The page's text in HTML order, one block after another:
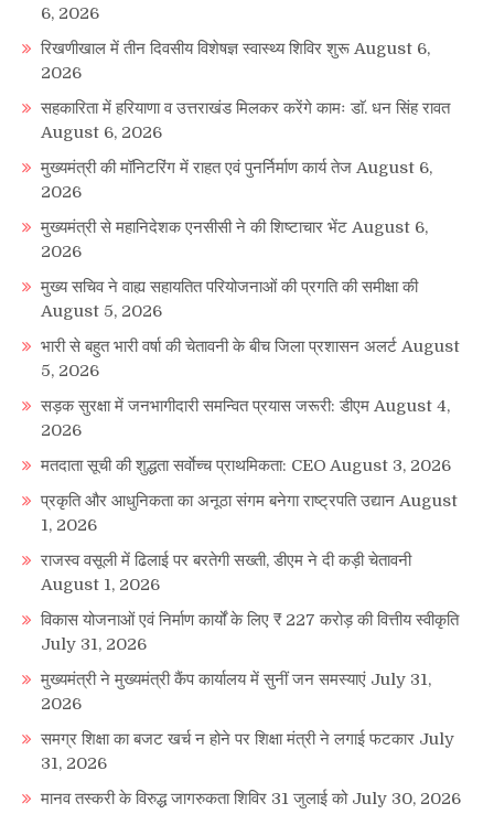
6, 2026
रिखणीखाल में तीन दिवसीय विशेषज्ञ स्वास्थ्य शिविर शुरू August 6,
2026
सहकारिता में हरियाणा व उत्तराखंड मिलकर करेंगे कामः डाॅ. धन सिंह रावत
August 6, 2026
मुख्यमंत्री की मॉनिटरिंग में राहत एवं पुनर्निर्माण कार्य तेज August 6,
2026
मुख्यमंत्री से महानिदेशक एनसीसी ने की शिष्टाचार भेंट August 6,
2026
मुख्य सचिव ने वाह्य सहायतित परियोजनाओं की प्रगति की समीक्षा की
August 5, 2026
भारी से बहुत भारी वर्षा की चेतावनी के बीच जिला प्रशासन अलर्ट August
5, 2026
सड़क सुरक्षा में जनभागीदारी समन्वित प्रयास जरूरी: डीएम August 4,
2026
मतदाता सूची की शुद्धता सर्वाेच्च प्राथमिकता: CEO August 3, 2026
प्रकृति और आधुनिकता का अनूठा संगम बनेगा राष्ट्रपति उद्यान August
1, 2026
राजस्व वसूली में ढिलाई पर बरतेगी सख्ती, डीएम ने दी कड़ी चेतावनी
August 1, 2026
विकास योजनाओं एवं निर्माण कार्यों के लिए ₹ 227 करोड़ की वित्तीय स्वीकृति
July 31, 2026
मुख्यमंत्री ने मुख्यमंत्री कैंप कार्यालय में सुनीं जन समस्याएं July 31,
2026
समग्र शिक्षा का बजट खर्च न होने पर शिक्षा मंत्री ने लगाई फटकार July
31, 2026
मानव तस्करी के विरुद्ध जागरुकता शिविर 31 जुलाई को July 30, 2026